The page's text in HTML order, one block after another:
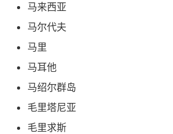
马来西亚
马尔代夫
马里
马耳他
马绍尔群岛
毛里塔尼亚
毛里求斯